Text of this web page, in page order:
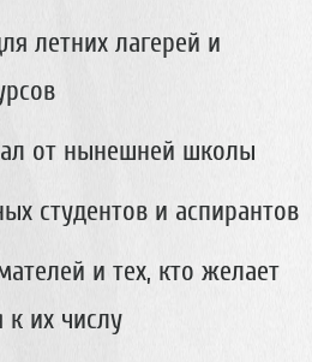
летних лагерей и
от нынешней школы
студентов и аспирантов
и тех, кто желает
к их числу